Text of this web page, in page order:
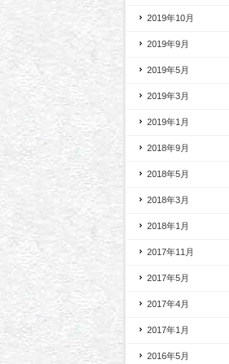
2019年10月
2019年9月
2019年5月
2019年3月
2019年1月
2018年9月
2018年5月
2018年3月
2018年1月
2017年11月
2017年5月
2017年4月
2017年1月
2016年5月